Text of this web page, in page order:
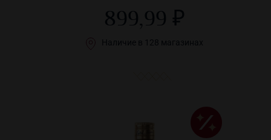
899,99 ₽
Наличие в 128 магазинах